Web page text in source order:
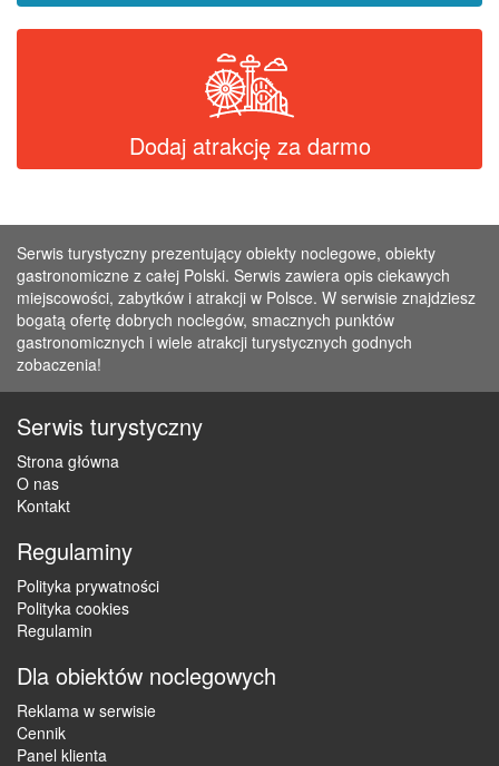
Dodaj atrakcję za darmo
Serwis turystyczny prezentujący obiekty noclegowe, obiekty
gastronomiczne z całej Polski. Serwis zawiera opis ciekawych
miejscowości, zabytków i atrakcji w Polsce. W serwisie znajdziesz
bogatą ofertę dobrych noclegów, smacznych punktów
gastronomicznych i wiele atrakcji turystycznych godnych
zobaczenia!
Serwis turystyczny
Strona główna
O nas
Kontakt
Regulaminy
Polityka prywatności
Polityka cookies
Regulamin
Dla obiektów noclegowych
Reklama w serwisie
Cennik
Panel klienta